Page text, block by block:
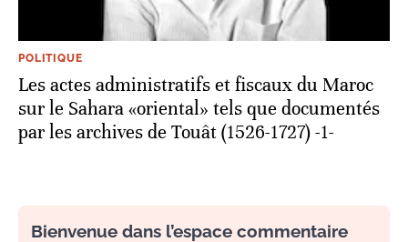
POLITIQUE
Les actes administratifs et fiscaux du Maroc
sur le Sahara «oriental» tels que documentés
par les archives de Touât (1526-1727) -1-
Bienvenue dans l’espace commentaire